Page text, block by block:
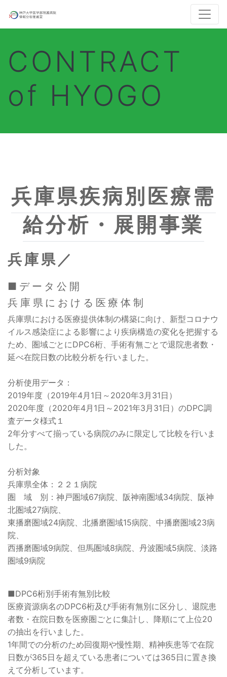
CONTRACT
of HYOGO
兵庫県疾病別医療需
給分析・展開事業
兵庫県／
■データ公開
兵庫県における医療体制
兵庫県における医療提供体制の構築に向け、新型コロナウ
イルス感染症による影響により疾病構造の変化を把握する
ため、圏域ごとにDPC6桁、手術有無ごとで退院患者数・
延べ在院日数の比較分析を行いました。
分析使用データ：
2019年度（2019年4月1日～2020年3月31日）
2020年度（2020年4月1日～2021年3月31日）のDPC調
査データ様式１
2年分すべて揃っている病院のみに限定して比較を行いま
した。
分析対象
兵庫県全体：２２１病院
圏 域 別：神戸圏域67病院、阪神南圏域34病院、阪神
北圏域27病院、
東播磨圏域24病院、北播磨圏域15病院、中播磨圏域23病
院、
西播磨圏域9病院、但馬圏域8病院、丹波圏域5病院、淡路
圏域9病院
■DPC6桁別手術有無別比較
医療資源病名のDPC6桁及び手術有無別に区分し、退院患
者数・在院日数を医療圏ごとに集計し、降順にて上位20
の抽出を行いました。
1年間での分析のため回復期や慢性期、精神疾患等で在院
日数が365日を超えている患者については365日に置き換
えて分析しています。